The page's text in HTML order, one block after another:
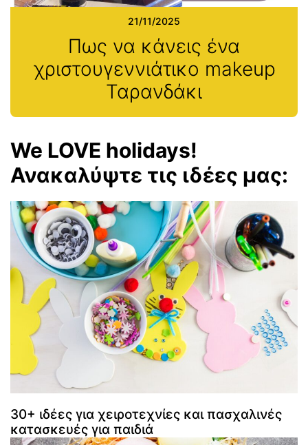
21/11/2025
Πως να κάνεις ένα
χριστουγεννιάτικο makeup
Ταρανδάκι
We LOVE holidays!
Ανακαλύψτε τις ιδέες μας:
30+ ιδέες για χειροτεχνίες και πασχαλινές
κατασκευές για παιδιά